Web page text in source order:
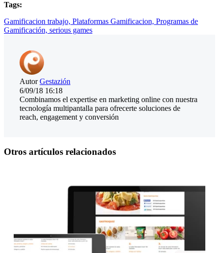
Tags:
Gamificacion trabajo, Plataformas Gamificacion, Programas de
Gamificación, serious games
AutorGestazión
6/09/18 16:18
Combinamos el expertise en marketing online con nuestra
tecnología multipantalla para ofrecerte soluciones de
reach, engagement y conversión
Otros artículos relacionados